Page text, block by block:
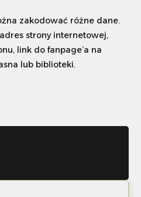
zakodować różne dane.
strony internetowej,
link do fanpage’a na
lub biblioteki.